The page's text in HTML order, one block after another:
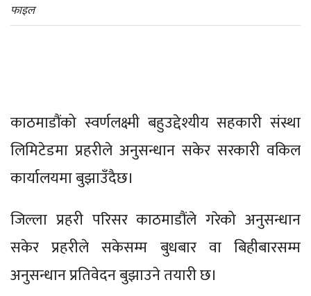
फाइल
काठमाडौंको स्वर्णलक्ष्मी बहुउद्देश्यीय सहकारी संस्था
लिमिटेडमा प्रहरीले अनुसन्धान सकेर सरकारी वकिल
कार्यालयमा बुझाउँदैछ।
जिल्ला प्रहरी परिसर काठमाडौंले गरेको अनुसन्धान
सकेर प्रहरीले सकेसम्म बुधबार वा बिहीबारसम्म
अनुसन्धान प्रतिवेदन बुझाउने तयारी छ।